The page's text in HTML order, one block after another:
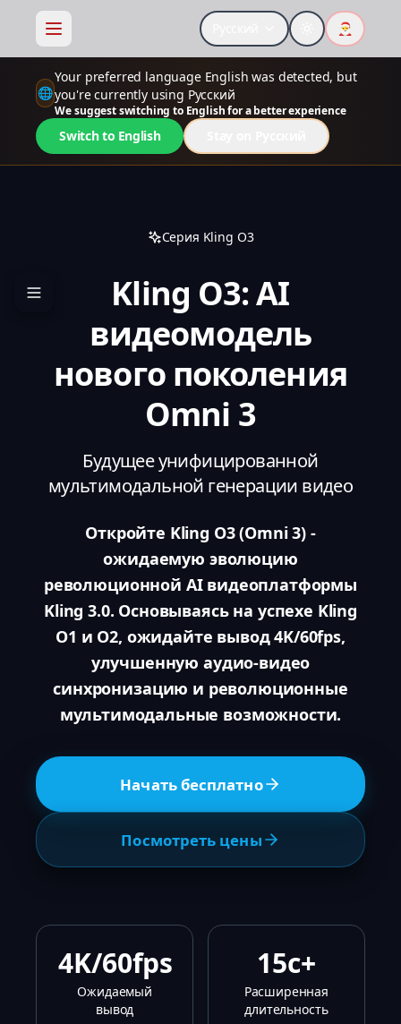
🎅
🌐
Your preferred language English was detected, but
you're currently using Русский
We suggest switching to English for a better experience
Switch to English
Серия Kling O3
Kling O3: AI
видеомодель
нового поколения
Omni 3
Будущее унифицированной
мультимодальной генерации видео
Откройте Kling O3 (Omni 3) -
ожидаемую эволюцию
революционной AI видеоплатформы
Kling 3.0. Основываясь на успехе Kling
O1 и O2, ожидайте вывод 4K/60fps,
улучшенную аудио-видео
синхронизацию и революционные
мультимодальные возможности.
Начать бесплатно
Посмотреть цены
4K/60fps
Ожидаемый
вывод
15с+
Расширенная
длительность